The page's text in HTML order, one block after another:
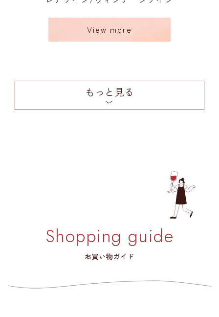
View more
もっと見る
Shopping guide
お買い物ガイド